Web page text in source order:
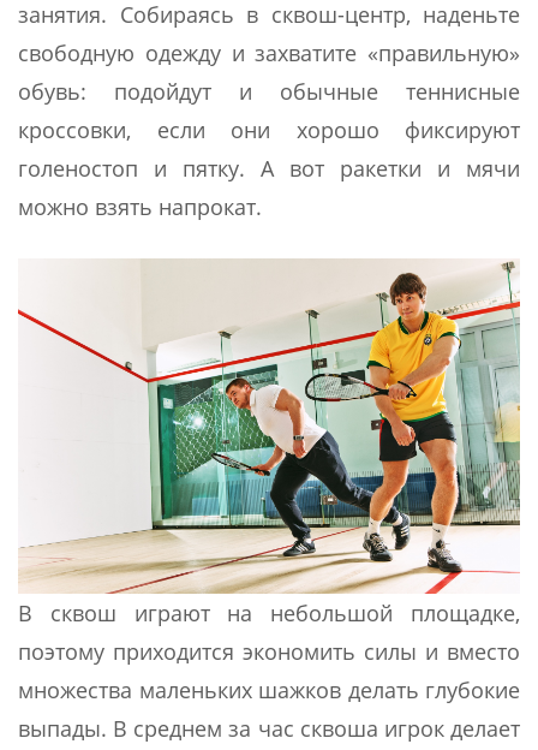
занятия. Собираясь в сквош-центр, наденьте
свободную одежду и захватите «правильную»
обувь: подойдут и обычные теннисные
кроссовки, если они хорошо фиксируют
голеностоп и пятку. А вот ракетки и мячи
можно взять напрокат.
В сквош играют на небольшой площадке,
поэтому приходится экономить силы и вместо
множества маленьких шажков делать глубокие
выпады. В среднем за час сквоша игрок делает